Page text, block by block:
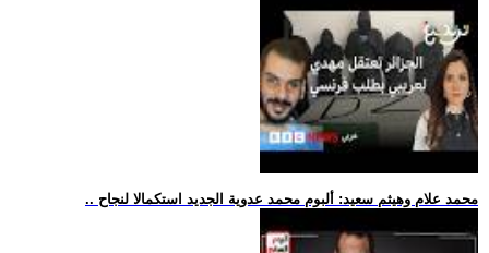
.. محمد علام وهيثم سعيد: ألبوم محمد عدوية الجديد استكمالا لنجاح